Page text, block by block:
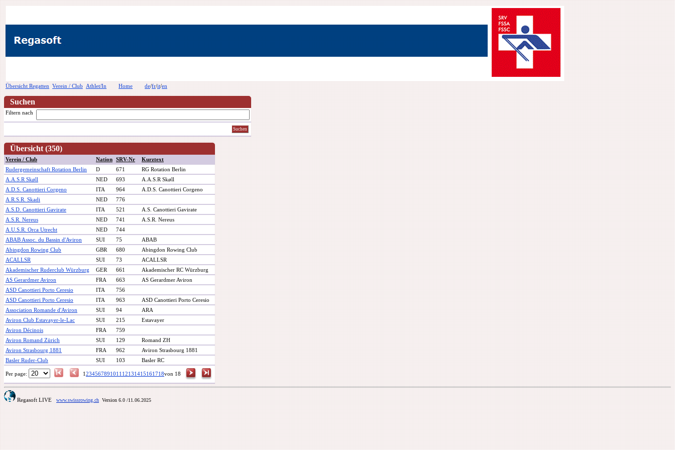
Übersicht Regatten Verein / Club Athlet/In Home de/fr/it/en
Suchen
Filtern nach
Übersicht (350)
Verein / Club Nation SRV-Nr
Kurztext
Rudergemeinschaft Rotation Berlin
D 671
RG Rotation Berlin
A.A.S.R Skøll
NED 693
A.A.S.R Skøll
A.D.S. Canottieri Corgeno
ITA 964
A.D.S. Canottieri Corgeno
A.R.S.R. Skadi
NED
776
A.S.D. Canottieri Gavirate
ITA 521
A.S. Canottieri Gavirate
A.S.R. Nereus
NED 741
A.S.R. Nereus
A.U.S.R. Orca Utrecht
NED
744
ABAB Assoc. du Bassin d'Aviron
SUI 75
ABAB
Abingdon Rowing Club
GBR 680
Abingdon Rowing Club
ACALLSR
SUI 73
ACALLSR
Akademischer Ruderclub Würzburg
GER 661
Akademischer RC Würzburg
AS Gerardmer Aviron
FRA 663
AS Gerardmer Aviron
ASD Canottieri Porto Ceresio
ITA
756
ASD Canottieri Porto Ceresio
ITA 963
ASD Canottieri Porto Ceresio
Association Romande d'Aviron
SUI 94
ARA
Aviron Club Estavayer-le-Lac
SUI 215
Estavayer
Aviron Décinois
FRA
759
Aviron Romand Zürich
SUI 129
Romand ZH
Aviron Strasbourg 1881
FRA 962
Aviron Strasbourg 1881
Basler Ruder-Club
SUI 103 Basler RC
Per page: 1234567891011 12131415161718von 18
Regasoft LIVE www.swissrowing.chVersion 6.0/11.06.2025